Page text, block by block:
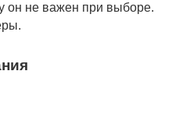
он не важен при выборе.